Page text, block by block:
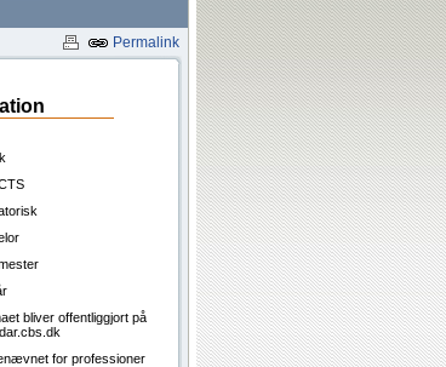
Permalink
bliver offentliggjort på
for professioner